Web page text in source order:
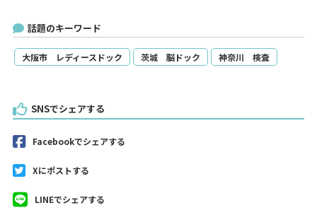
話題のキーワード
大阪市 レディースドック 茨城 脳ドック 神奈川 検査
SNSでシェアする
Facebookでシェアする
Xにポストする
LINEでシェアする